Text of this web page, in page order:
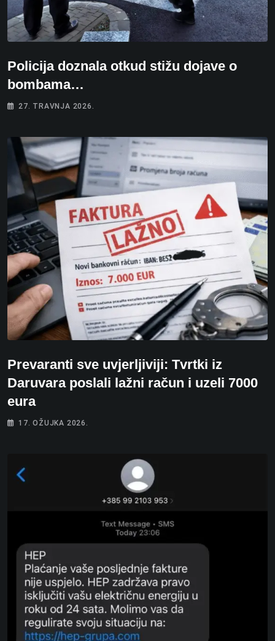
Policija doznala otkud stižu dojave o
bombama…
27. TRAVNJA 2026.
Prevaranti sve uvjerljiviji: Tvrtki iz
Daruvara poslali lažni račun i uzeli 7000
eura
17. OŽUJKA 2026.